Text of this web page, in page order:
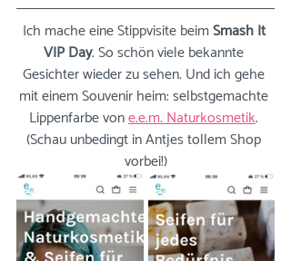
Ich mache eine Stippvisite beim Smash It
VIP Day. So schön viele bekannte
Gesichter wieder zu sehen. Und ich gehe
mit einem Souvenir heim: selbstgemachte
Lippenfarbe von e.e.m. Naturkosmetik.
(Schau unbedingt in Antjes tollem Shop
vorbei!)